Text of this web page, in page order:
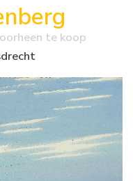
te koop